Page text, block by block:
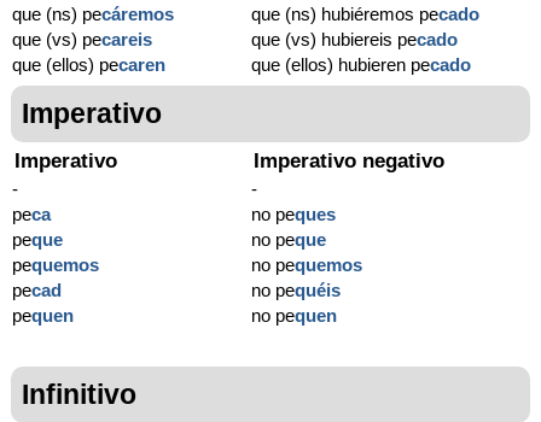
que (ns) pecáremos
que (vs) pecareis
que (ellos) pecaren
que (ns) hubiéremos pecado
que (vs) hubiereis pecado
que (ellos) hubieren pecado
Imperativo
Imperativo
-
peca
peque
pequemos
pecad
pequen
Imperativo negativo
-
no peques
no peque
no pequemos
no pequéis
no pequen
Infinitivo